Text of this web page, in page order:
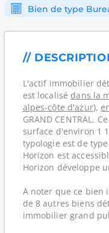
Bien de type
//
L'actif immobilier
est localisé dans la
alpes-côte d'azur),
GRAND CENTRAL.
surface d'environ 1
typologie est de
Horizon est
Horizon développe
A noter que ce bien
de 8 autres biens
immobilier grand